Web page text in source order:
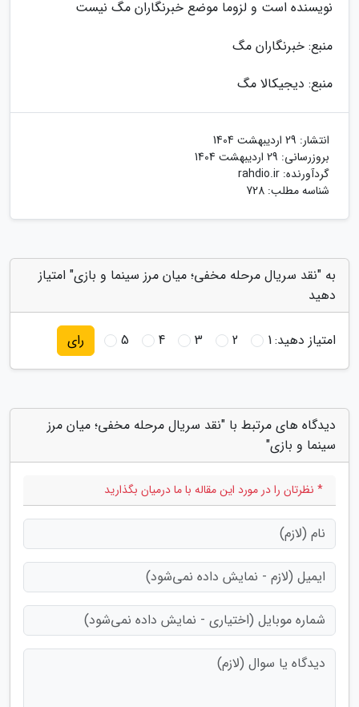
نویسنده است و لزوما موضع خبرنگاران مگ نیست
منبع: خبرنگاران مگ
منبع: دیجیکالا مگ
انتشار: 29 اردیبهشت 1404
بروزرسانی: 29 اردیبهشت 1404
گردآورنده: rahdio.ir
شناسه مطلب: 728
به "نقد سریال مرحله مخفی؛ میان مرز سینما و بازی" امتیاز
دهید
امتیاز دهید:1
2
3
4
5 رای
دیدگاه های مرتبط با "نقد سریال مرحله مخفی؛ میان مرز
سینما و بازی"
* نظرتان را در مورد این مقاله با ما درمیان بگذارید